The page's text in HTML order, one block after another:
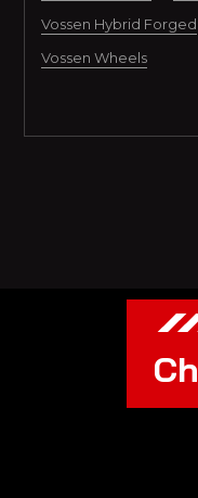
Vossen Hybrid Forged
Vossen Wheels
Ch